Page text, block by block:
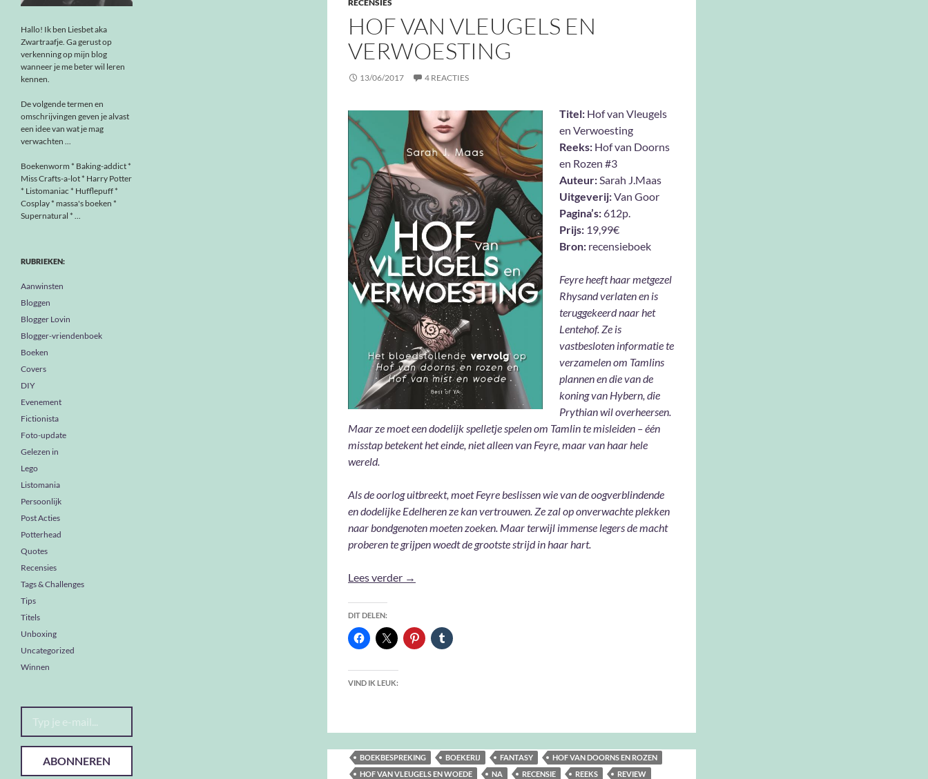
RECENSIES
HOF VAN VLEUGELS EN
VERWOESTING
13/06/2017 4 REACTIES
Titel: Hof van Vleugels
en Verwoesting
Reeks: Hof van Doorns
en Rozen #3
Auteur:Sarah J.Maas
Uitgeverij:Van Goor
Pagina’s:612p.
Prijs: 19,99€
Bron: recensieboek
Feyre heeft haar metgezel
Rhysand verlaten en is
teruggekeerd naar het
Lentehof. Ze is
vastbesloten informatie te
verzamelen om Tamlins
plannen en die van de
koning van Hybern, die
Prythian wil overheersen.
Maar ze moet een dodelijk spelletje spelen om Tamlin te misleiden – één
misstap betekent het einde, niet alleen van Feyre, maar van haar hele
wereld.
Als de oorlog uitbreekt, moet Feyre beslissen wie van de oogverblindende
en dodelijke Edelheren ze kan vertrouwen. Ze zal op onverwachte plekken
naar bondgenoten moeten zoeken. Maar terwijl immense legers de macht
proberen te grijpen woedt de grootste strijd in haar hart.
Lees verder Hof van Vleugels en Verwoesting
→
DIT DELEN:
VIND IK LEUK:
BOEKBESPREKING BOEKERIJ FANTASY
HOF VAN DOORNS EN ROZEN
HOF VAN VLEUGELS EN WOEDE
NA RECENSIE REEKS
REVIEW
Hallo! Ik ben Liesbet aka
Zwartraafje. Ga gerust op
verkenning op mijn blog
wanneer je me beter wil leren
kennen.
De volgende termen en
omschrijvingen geven je alvast
een idee van wat je mag
verwachten ...
Boekenworm * Baking-addict *
Miss Crafts-a-lot * Harry Potter
* Listomaniac * Hufflepuff *
Cosplay * massa's boeken *
Supernatural * ...
RUBRIEKEN:
Aanwinsten
Bloggen
Blogger Lovin
Blogger-vriendenboek
Boeken
Covers
DIY
Evenement
Fictionista
Foto-update
Gelezen in
Lego
Listomania
Persoonlijk
Post Acties
Potterhead
Quotes
Recensies
Tags & Challenges
Tips
Titels
Unboxing
Uncategorized
Winnen
Typ je e-mail...
ABONNEREN